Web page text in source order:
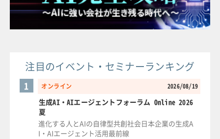
注目のイベント・セミナーランキング
オンライン 2026/08/19
1
生成AI・AIエージェントフォーラム Online 2026
夏
進化する人とAIの自律型共創社会日本企業の生成A
I・AIエージェント活用最前線